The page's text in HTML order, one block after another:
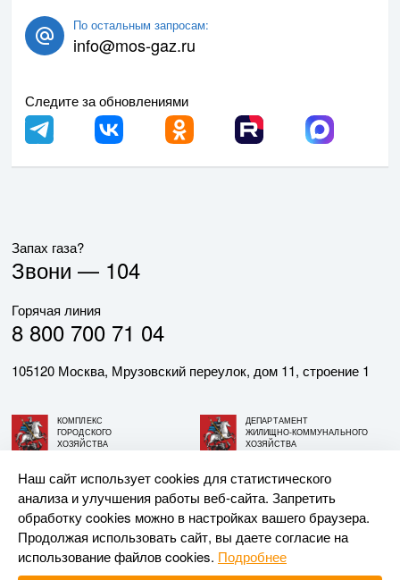
По остальным запросам:
info@mos-gaz.ru
Следите за обновлениями
Запах газа?
Звони — 104
Горячая линия
8 800 700 71 04
105120 Москва, Мрузовский переулок, дом 11, строение 1
КОМПЛЕКС
ГОРОДСКОГО
ХОЗЯЙСТВА
ДЕПАРТАМЕНТ
ЖИЛИЩНО-КОММУНАЛЬНОГО
ХОЗЯЙСТВА
© АО «МОСГАЗ», 2026. При использовании материалов
ссылка на сайт обязательна.
Разработка и поддержка —Upriver
Наш сайт использует cookies для статистического
анализа и улучшения работы веб-сайта. Запретить
обработку cookies можно в настройках вашего браузера.
Продолжая использовать сайт, вы даете согласие на
использование файлов cookies. Подробнее